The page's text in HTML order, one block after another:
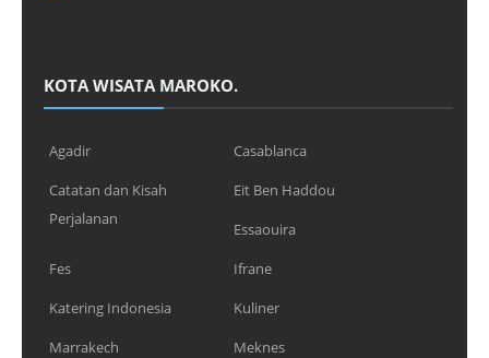
KOTA WISATA MAROKO.
Agadir
Casablanca
Catatan dan Kisah
Perjalanan
Eit Ben Haddou
Essaouira
Fes
Ifrane
Katering Indonesia
Kuliner
Marrakech
Meknes